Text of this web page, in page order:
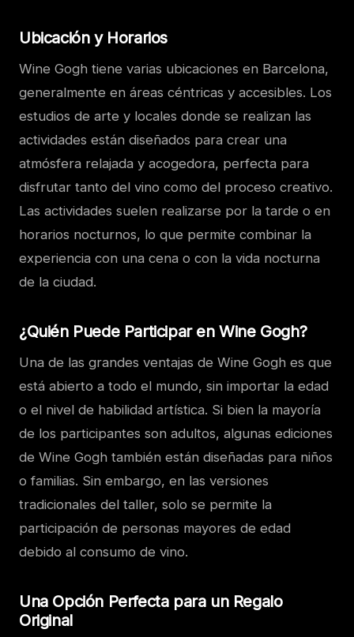
Ubicación y Horarios
Wine Gogh tiene varias ubicaciones en Barcelona,
generalmente en áreas céntricas y accesibles. Los
estudios de arte y locales donde se realizan las
actividades están diseñados para crear una
atmósfera relajada y acogedora, perfecta para
disfrutar tanto del vino como del proceso creativo.
Las actividades suelen realizarse por la tarde o en
horarios nocturnos, lo que permite combinar la
experiencia con una cena o con la vida nocturna
de la ciudad.
¿Quién Puede Participar en Wine Gogh?
Una de las grandes ventajas de Wine Gogh es que
está abierto a todo el mundo, sin importar la edad
o el nivel de habilidad artística. Si bien la mayoría
de los participantes son adultos, algunas ediciones
de Wine Gogh también están diseñadas para niños
o familias. Sin embargo, en las versiones
tradicionales del taller, solo se permite la
participación de personas mayores de edad
debido al consumo de vino.
Una Opción Perfecta para un Regalo
Original